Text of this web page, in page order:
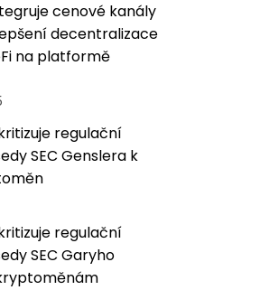
cenové kanály
decentralizace
na platformě
regulační
SEC Genslera k
regulační
SEC Garyho